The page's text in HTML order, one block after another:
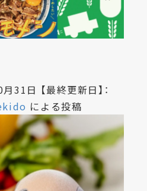
31日 【最終更新日】：
による投稿